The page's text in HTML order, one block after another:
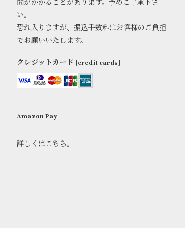
間がかかることがあります。予めご了承下さ
い。
恐れ入りますが、振込手数料はお客様のご負担
でお願いいたします。
クレジットカード [credit cards]
Amazon Pay
詳しくはこちら。